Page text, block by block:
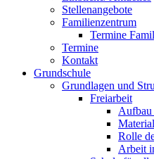
Stellenangebote
Familienzentrum
Termine
Termine
Kontakt
Grundschule
Grundlagen und
Freiarbeit
Aufbau
Rolle
Arbeit